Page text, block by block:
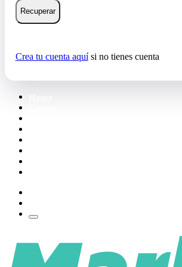
Recuperar
Crea tu cuenta aquísi no tienes cuenta